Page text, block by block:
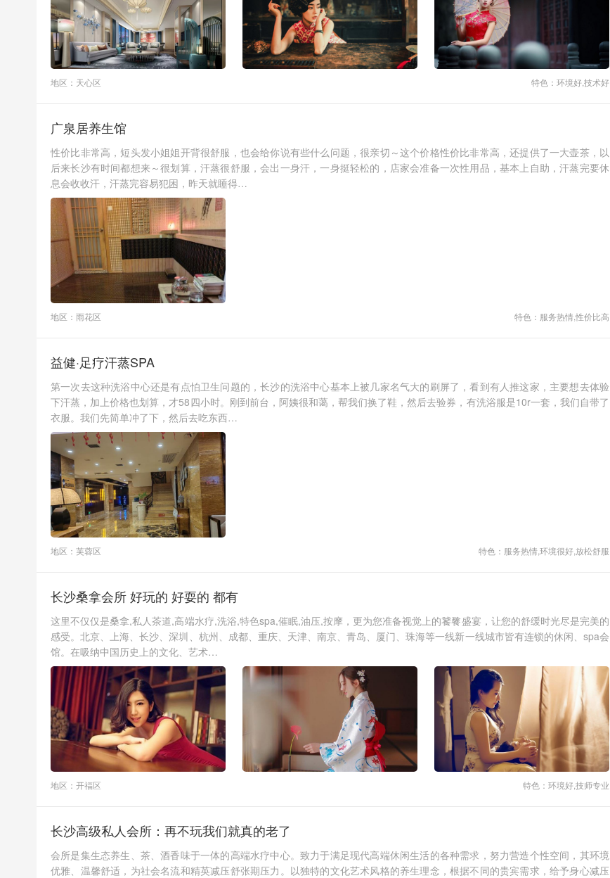
地区：天心区 特色：环境好,技术好
广泉居养生馆
性价比非常高，短头发小姐姐开背很舒服，也会给你说有些什么问题，很亲切～这个价格性价比非常高，还提供了一大壶茶，以
后来长沙有时间都想来～很划算，汗蒸很舒服，会出一身汗，一身挺轻松的，店家会准备一次性用品，基本上自助，汗蒸完要休
息会收收汗，汗蒸完容易犯困，昨天就睡得…
地区：雨花区 特色：服务热情,性价比高
益健·足疗汗蒸SPA
第一次去这种洗浴中心还是有点怕卫生问题的，长沙的洗浴中心基本上被几家名气大的刷屏了，看到有人推这家，主要想去体验
下汗蒸，加上价格也划算，才58四小时。刚到前台，阿姨很和蔼，帮我们换了鞋，然后去验券，有洗浴服是10r一套，我们自带了
衣服。我们先简单冲了下，然后去吃东西…
地区：芙蓉区 特色：服务热情,环境很好,放松舒服
长沙桑拿会所 好玩的 好耍的 都有
这里不仅仅是桑拿,私人茶道,高端水疗,洗浴,特色spa,催眠,油压,按摩，更为您准备视觉上的饕餮盛宴，让您的舒缓时光尽是完美的
感受。北京、上海、长沙、深圳、杭州、成都、重庆、天津、南京、青岛、厦门、珠海等一线新一线城市皆有连锁的休闲、spa会
馆。在吸纳中国历史上的文化、艺术…
地区：开福区 特色：环境好,技师专业
长沙高级私人会所：再不玩我们就真的老了
会所是集生态养生、茶、酒香味于一体的高端水疗中心。致力于满足现代高端休闲生活的各种需求，努力营造个性空间，其环境
优雅、温馨舒适，为社会名流和精英减压舒张期压力。以独特的文化艺术风格的养生理念，根据不同的贵宾需求，给予身心减压